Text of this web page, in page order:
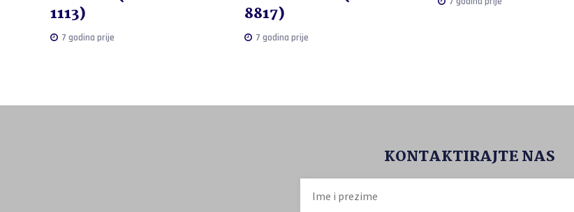
1113)
7 godina prije
8817)
7 godina prije
KONTAKTIRAJTE NAS